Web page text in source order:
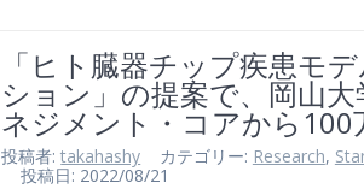
「ヒト臓器チップ疾患モ
ション」の提案で、岡山
ネジメント・コアから100
投稿者:takahashy カテゴリー: Research,
投稿日: 2022/08/21